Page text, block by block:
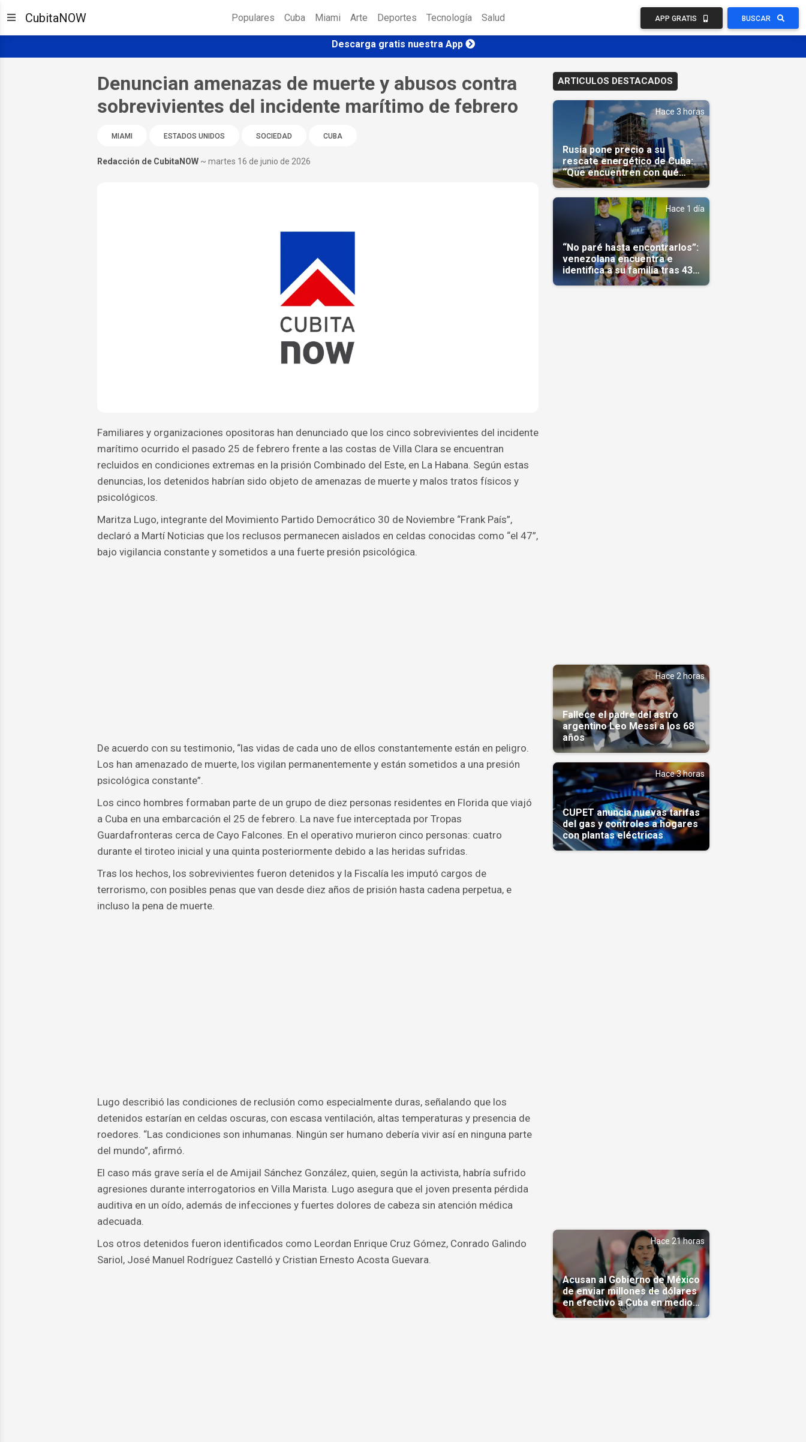
CubitaNOW Populares Cuba Miami Arte Deportes Tecnología Salud APP GRATIS BUSCAR
Descarga gratis nuestra App
Denuncian amenazas de muerte y abusos contra
sobrevivientes del incidente marítimo de febrero
MIAMI ESTADOS UNIDOS SOCIEDAD CUBA
Redacción de CubitaNOW ~ martes 16 de junio de 2026
Familiares y organizaciones opositoras han denunciado que los cinco sobrevivientes del incidente
marítimo ocurrido el pasado 25 de febrero frente a las costas de Villa Clara se encuentran
recluidos en condiciones extremas en la prisión Combinado del Este, en La Habana. Según estas
denuncias, los detenidos habrían sido objeto de amenazas de muerte y malos tratos físicos y
psicológicos.
Maritza Lugo, integrante del Movimiento Partido Democrático 30 de Noviembre “Frank País”,
declaró a Martí Noticias que los reclusos permanecen aislados en celdas conocidas como “el 47”,
bajo vigilancia constante y sometidos a una fuerte presión psicológica.
De acuerdo con su testimonio, “las vidas de cada uno de ellos constantemente están en peligro.
Los han amenazado de muerte, los vigilan permanentemente y están sometidos a una presión
psicológica constante”.
Los cinco hombres formaban parte de un grupo de diez personas residentes en Florida que viajó
a Cuba en una embarcación el 25 de febrero. La nave fue interceptada por Tropas
Guardafronteras cerca de Cayo Falcones. En el operativo murieron cinco personas: cuatro
durante el tiroteo inicial y una quinta posteriormente debido a las heridas sufridas.
Tras los hechos, los sobrevivientes fueron detenidos y la Fiscalía les imputó cargos de
terrorismo, con posibles penas que van desde diez años de prisión hasta cadena perpetua, e
incluso la pena de muerte.
Lugo describió las condiciones de reclusión como especialmente duras, señalando que los
detenidos estarían en celdas oscuras, con escasa ventilación, altas temperaturas y presencia de
roedores. “Las condiciones son inhumanas. Ningún ser humano debería vivir así en ninguna parte
del mundo”, afirmó.
El caso más grave sería el de Amijail Sánchez González, quien, según la activista, habría sufrido
agresiones durante interrogatorios en Villa Marista. Lugo asegura que el joven presenta pérdida
auditiva en un oído, además de infecciones y fuertes dolores de cabeza sin atención médica
adecuada.
Los otros detenidos fueron identificados como Leordan Enrique Cruz Gómez, Conrado Galindo
Sariol, José Manuel Rodríguez Castelló y Cristian Ernesto Acosta Guevara.
ARTICULOS DESTACADOS
Hace 3 horas
Rusia pone precio a su
rescate energético de Cuba:
“Que encuentren con qué
pagarnos”
Hace 1 día
“No paré hasta encontrarlos”:
venezolana encuentra e
identifica a su familia tras 43
días del terremoto
Hace 2 horas
Fallece el padre del astro
argentino Leo Messi a los 68
años
Hace 3 horas
CUPET anuncia nuevas tarifas
del gas y controles a hogares
con plantas eléctricas
Hace 21 horas
Acusan al Gobierno de México
de enviar millones de dólares
en efectivo a Cuba en medio
de la crisis de la Isla